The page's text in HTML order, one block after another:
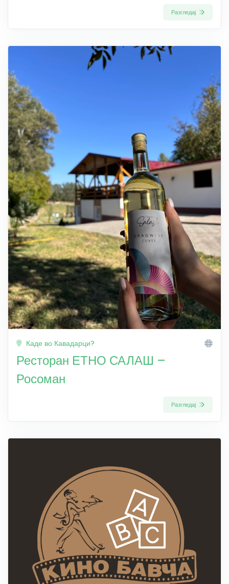
Разгледај
Каде во Кавадарци?
Ресторан ЕТНО САЛАШ –
Росоман
Разгледај